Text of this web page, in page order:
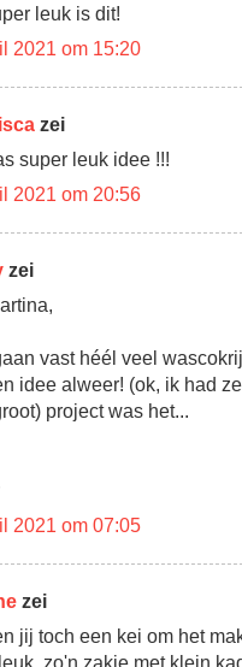
leuk is dit!
2021 om 15:20
zei
super leuk idee !!!
2021 om 20:56
zei
vast héél veel
idee alweer! (ok, ik had
project was het...
2021 om 07:05
zei
jij toch een kei om het
zo'n zakje met klein